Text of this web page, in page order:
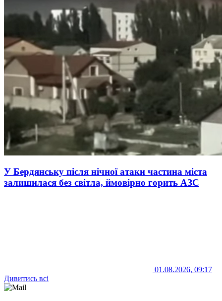
У Бердянську після нічної атаки частина міста
залишилася без світла, ймовірно горить АЗС
01.08.2026, 09:17
Дивитись всі